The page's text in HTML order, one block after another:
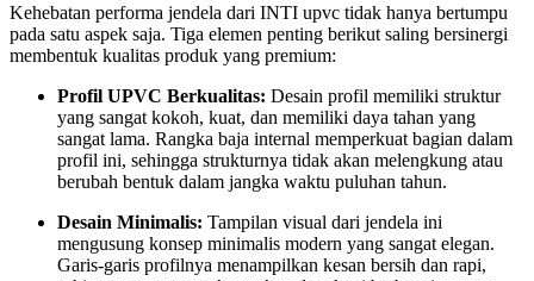
Kehebatan performa jendela dari INTI upvc tidak hanya bertumpu
pada satu aspek saja. Tiga elemen penting berikut saling bersinergi
membentuk kualitas produk yang premium:
Profil UPVC Berkualitas: Desain profil memiliki struktur
yang sangat kokoh, kuat, dan memiliki daya tahan yang
sangat lama. Rangka baja internal memperkuat bagian dalam
profil ini, sehingga strukturnya tidak akan melengkung atau
berubah bentuk dalam jangka waktu puluhan tahun.
Desain Minimalis: Tampilan visual dari jendela ini
mengusung konsep minimalis modern yang sangat elegan.
Garis-garis profilnya menampilkan kesan bersih dan rapi,